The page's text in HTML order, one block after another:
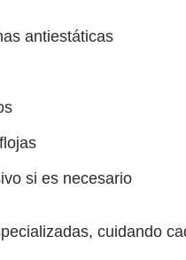
antiestáticas
si es necesario
cuidando